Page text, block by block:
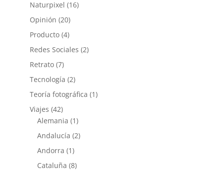
Naturpixel (16)
Opinión (20)
Producto(4)
Redes Sociales (2)
Retrato(7)
Tecnología (2)
Teoría fotográfica (1)
Viajes (42)
Alemania (1)
Andalucía (2)
Andorra (1)
Cataluña (8)